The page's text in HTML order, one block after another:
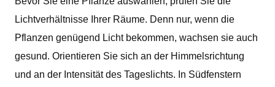
Lichtverhältnisse Ihrer Räume. Denn nur, wenn die
Pflanzen genügend Licht bekommen, wachsen sie auch
gesund. Orientieren Sie sich an der Himmelsrichtung
und an der Intensität des Tageslichts. In Südfenstern